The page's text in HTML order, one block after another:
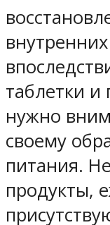
таблетки и
нужно
своему
питания.
продукты,